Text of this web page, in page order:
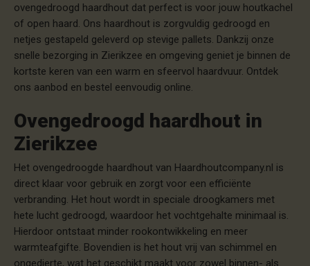
ovengedroogd haardhout dat perfect is voor jouw houtkachel
of open haard. Ons haardhout is zorgvuldig gedroogd en
netjes gestapeld geleverd op stevige pallets. Dankzij onze
snelle bezorging in Zierikzee en omgeving geniet je binnen de
kortste keren van een warm en sfeervol haardvuur. Ontdek
ons aanbod en bestel eenvoudig online.
Ovengedroogd haardhout in
Zierikzee
Het ovengedroogde haardhout van Haardhoutcompany.nl is
direct klaar voor gebruik en zorgt voor een efficiënte
verbranding. Het hout wordt in speciale droogkamers met
hete lucht gedroogd, waardoor het vochtgehalte minimaal is.
Hierdoor ontstaat minder rookontwikkeling en meer
warmteafgifte. Bovendien is het hout vrij van schimmel en
ongedierte, wat het geschikt maakt voor zowel binnen- als